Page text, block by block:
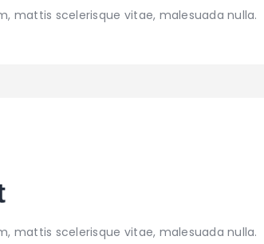
mattis scelerisque vitae, malesuada nulla.
mattis scelerisque vitae, malesuada nulla.